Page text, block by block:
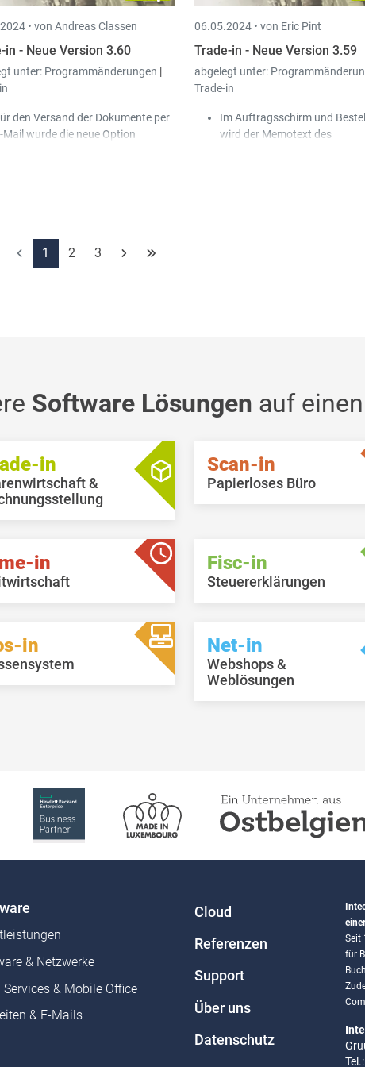
• von Andreas Classen
in - Neue Version 3.60
unter: Programmänderungen |
den Versand der Dokumente per
Mail wurde die neue Option
Mailadresse hinzugefügt.
Im Artikelstamm können im neuen
06.05.2024 • von Eric Pint
Trade-in - Neue Version 3.59
abgelegt unter:
Trade-in
Im Auftragsschirm und
wird der Memotext des
1 2 3
Software Lösungen auf
in
&
Scan-in
Papierloses Büro
in Fisc-in
Steuererklärungen
in Net-in
Webshops &
Weblösungen
& Netzwerke
Services & Mobile Office
& E-Mails
Cloud
Referenzen
Support
Über uns
Datenschutz
Seit
für